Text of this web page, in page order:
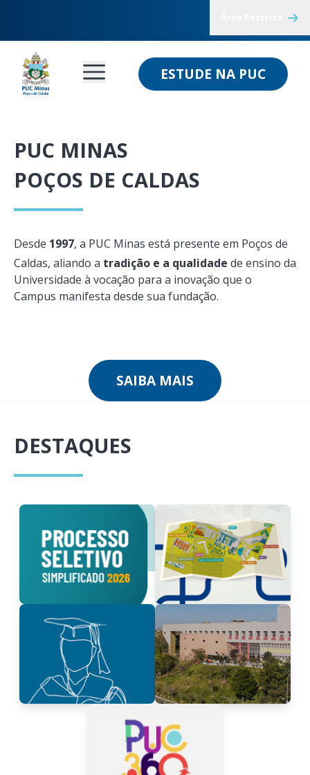
ESTUDE NA PUC
PUC MINAS
POÇOS DE CALDAS
Desde 1997, a PUC Minas está presente em Poços de
Caldas, aliando a tradição e a qualidade de ensino da
Universidade à vocação para a inovação que o
Campus manifesta desde sua fundação.
SAIBA MAIS
DESTAQUES
Inscreva-se no
Processo Seletivo
Mapa de Salas 2º/2026
Formaturas 1º/2026 Agenda Semanal